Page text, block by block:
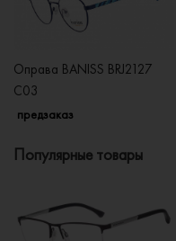
Оправа BANISS BRJ2127
C03
предзаказ
Популярные товары